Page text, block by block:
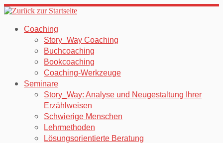
Zum
springenCoaching
Story_Way Coaching
Buchcoaching
Bookcoaching
Coaching-Werkzeuge
Seminare
Story_Way: Analyse und Neugestaltung Ihrer
Erzählweisen
Schwierige Menschen
Lehrmethoden
Lösungsorientierte Beratung